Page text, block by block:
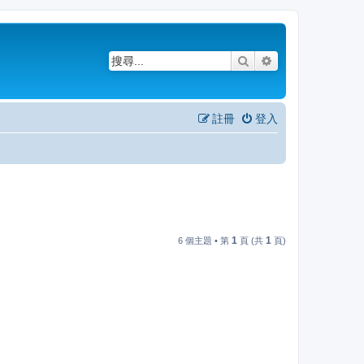
搜尋
登入
註冊
6 個主題 • 第 1 頁 (共 1 頁)